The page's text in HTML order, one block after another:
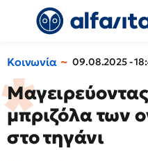
Κοινωνία 09.08.2025 -
Μαγειρεύοντας
μπριζόλα των
στο τηγάνι